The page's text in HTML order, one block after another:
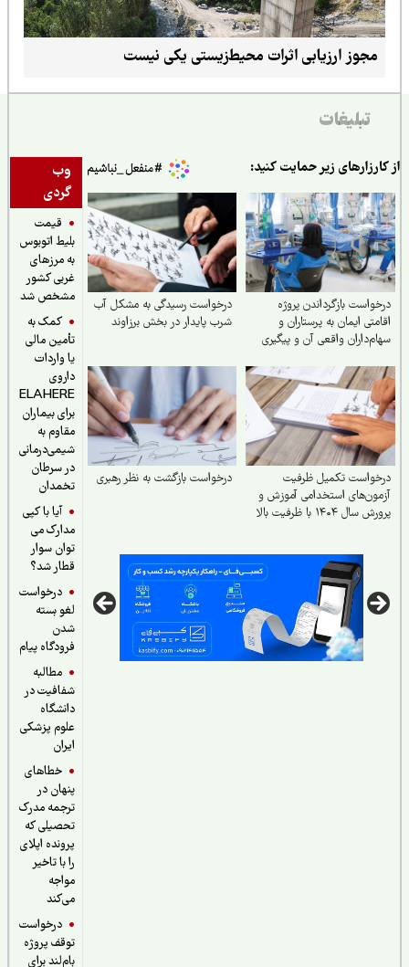
مجوز ارزیابی اثرات محیط‌زیستی یکی نیست
تبلیغات
وب
گردی
قیمت
بلیط اتوبوس
به مرزهای
غربی کشور
مشخص شد
کمک به
تأمین مالی
یا واردات
داروی
ELAHERE
برای بیماران
مقاوم به
شیمی‌درمانی
در سرطان
تخمدان
آیا با کپی
مدارک می
توان سوار
قطار شد؟
درخواست
لغو بسته
فرودگاه پیام
مطالبه
شفافیت در
دانشگاه
علوم پزشکی
خطاهای
پنهان در
ترجمه مدرک
تحصیلی که
پرونده اپلای
را با تاخیر
درخواست
توقف پروژه
بام‌لند برای
زیر حمایت کنید:
بازگرداندن پروژه
ایمان به پرستاران و
واقعی آن و پیگیری
درخواست رسیدگی به مشکل آب
شرب ‌پایدار در بخش برزاوند
تکمیل ظرفیت
استخدامی آموزش و
۱۴۰۴ با ظرفیت بالا
درخواست بازگشت به نظر رهبری